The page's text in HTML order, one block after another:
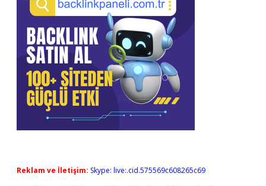
Reklam ve İletişim: Skype: live:.cid.575569c608265c69